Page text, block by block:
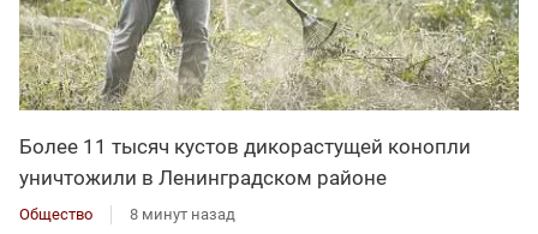
Более 11 тысяч кустов дикорастущей конопли
уничтожили в Ленинградском районе
Общество 8 минут назад